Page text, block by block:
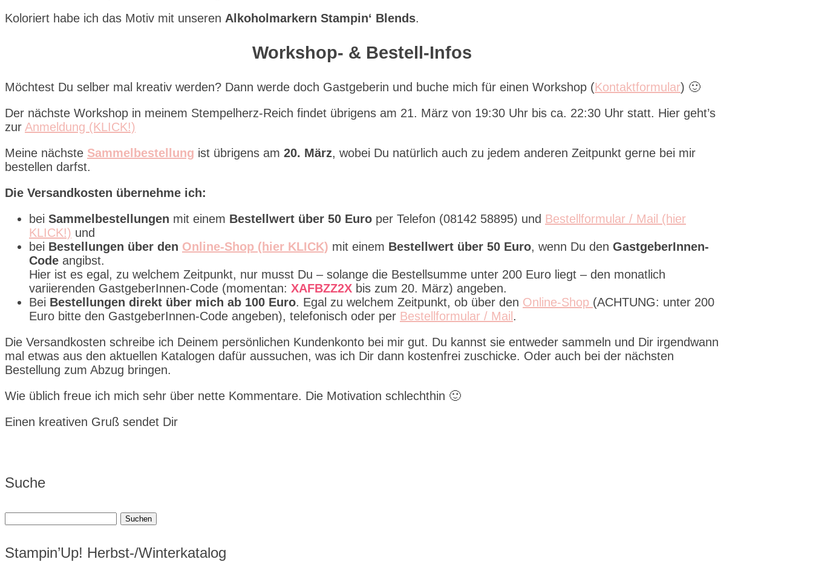
Koloriert habe ich das Motiv mit unseren Alkoholmarkern Stampin‘ Blends.
Workshop- & Bestell-Infos
Möchtest Du selber mal kreativ werden? Dann werde doch Gastgeberin und buche mich für einen Workshop (Kontaktformular) 🙂
Der nächste Workshop in meinem Stempelherz-Reich findet übrigens am 21. März von 19:30 Uhr bis ca. 22:30 Uhr statt. Hier geht’s
zur Anmeldung (KLICK!)
Meine nächste Sammelbestellung ist übrigens am 20. März, wobei Du natürlich auch zu jedem anderen Zeitpunkt gerne bei mir
bestellen darfst.
Die Versandkosten übernehme ich:
bei Sammelbestellungen mit einem Bestellwert über 50 Euro per Telefon (08142 58895) und Bestellformular / Mail (hier
KLICK!) und
bei Bestellungen über den Online-Shop (hier KLICK) mit einem Bestellwert über 50 Euro, wenn Du den GastgeberInnen-
Code angibst.
Hier ist es egal, zu welchem Zeitpunkt, nur musst Du – solange die Bestellsumme unter 200 Euro liegt – den monatlich
variierenden GastgeberInnen-Code (momentan: XAFBZZ2X bis zum 20. März) angeben.
Bei Bestellungen direkt über mich ab 100 Euro. Egal zu welchem Zeitpunkt, ob über den Online-Shop (ACHTUNG: unter 200
Euro bitte den GastgeberInnen-Code angeben), telefonisch oder per Bestellformular / Mail .
Die Versandkosten schreibe ich Deinem persönlichen Kundenkonto bei mir gut. Du kannst sie entweder sammeln und Dir irgendwann
mal etwas aus den aktuellen Katalogen dafür aussuchen, was ich Dir dann kostenfrei zuschicke. Oder auch bei der nächsten
Bestellung zum Abzug bringen.
Wie üblich freue ich mich sehr über nette Kommentare. Die Motivation schlechthin 🙂
Einen kreativen Gruß sendet Dir
Suche
Suchen
Stampin’Up! Herbst-/Winterkatalog